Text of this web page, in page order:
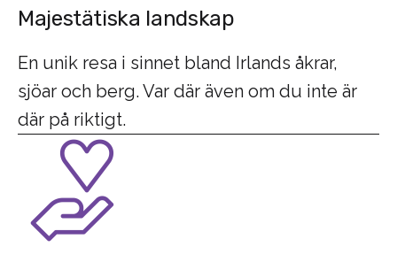
Majestätiska landskap
En unik resa i sinnet bland Irlands åkrar,
sjöar och berg. Var där även om du inte är
där på riktigt.